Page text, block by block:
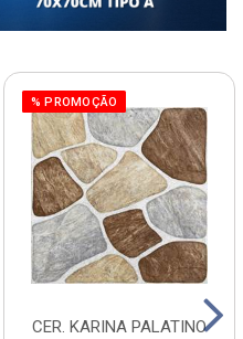
% PROMOÇÃO
CER. KARINA PALATINO